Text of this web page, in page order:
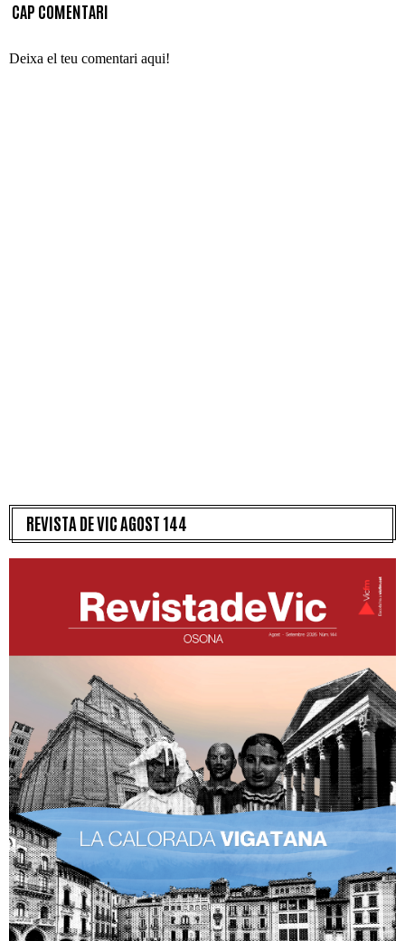
CAP COMENTARI
Deixa el teu comentari aqui!
REVISTA DE VIC AGOST 144